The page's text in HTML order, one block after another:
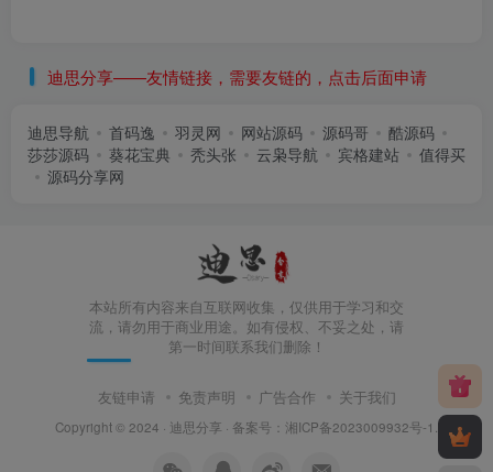
迪思分享——友情链接，需要友链的，点击后面申请
迪思导航 首码逸 羽灵网 网站源码 源码哥
酷源码
莎莎源码
葵花宝典 秃头张 云枭导航 宾格建站
值得买
源码分享网
本站所有内容来自互联网收集，仅供用于学习和交
流，请勿用于商业用途。如有侵权、不妥之处，请
第一时间联系我们删除！
友链申请 免责声明 广告合作 关于我们
Copyright © 2024 · 迪思分享 · 备案号： 湘ICP备2023009932号-1